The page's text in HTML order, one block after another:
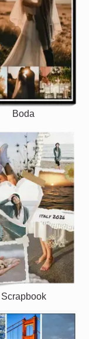
Boda
Scrapbook